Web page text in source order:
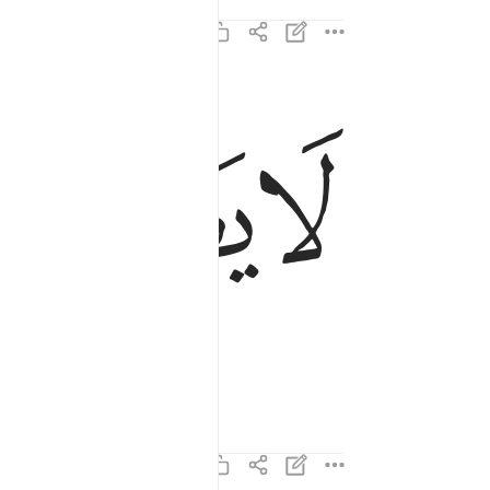
لَا يَصْلَىٰهَآ إِلَّا ٱلْأَشْقَى ١٥
ﱘﱙ